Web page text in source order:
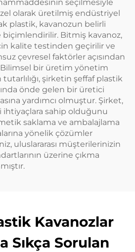
seçilmesiyle
olarak üretilmiş endüstriyel
plastik, kavanozun belirli
biçimlendirilir. Bitmiş kavanoz,
kalite testinden geçirilir ve
çevresel faktörler açısından
bir üretim yönetim
şirketin şeffaf plastik
önde gelen bir üretici
yardımcı olmuştur. Şirket,
sahip olduğunu
saklama ve ambalajlama
yönelik çözümler
uluslararası müşterilerinizin
üzerine çıkma
Kavanozlar
Sıkça Sorulan